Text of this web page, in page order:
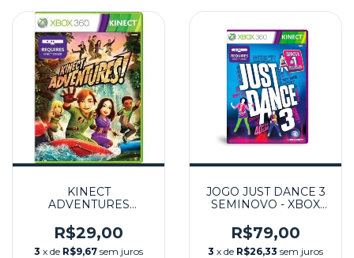
KINECT
ADVENTURES
360
R$29,00
3 x de R$9,67 sem juros
JOGO JUST DANCE 3
SEMINOVO - XBOX
R$79,00
3 x de R$26,33 sem juros